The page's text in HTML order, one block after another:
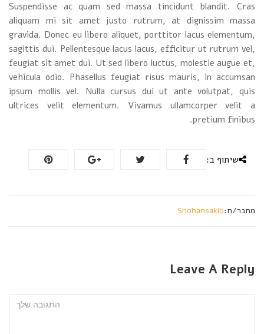
Suspendisse ac quam sed massa tincidunt blandit. Cras
aliquam mi sit amet justo rutrum, at dignissim massa
gravida. Donec eu libero aliquet, porttitor lacus elementum,
sagittis dui. Pellentesque lacus lacus, efficitur ut rutrum vel,
feugiat sit amet dui. Ut sed libero luctus, molestie augue et,
vehicula odio. Phasellus feugiat risus mauris, in accumsan
ipsum mollis vel. Nulla cursus dui ut ante volutpat, quis
ultrices velit elementum. Vivamus ullamcorper velit a
pretium finibus.
שיתוף ב:
מחבר/ת:Shohansakib
Leave A Reply